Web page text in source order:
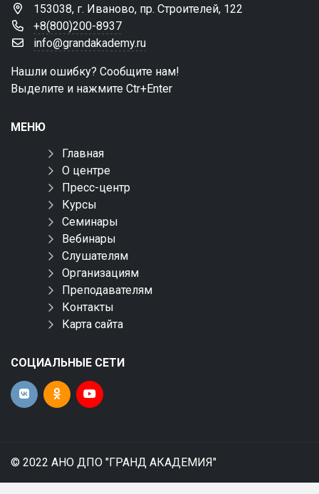
153038, г. Иваново, пр. Строителей, 122
+8(800)200-8937
info@grandakademy.ru
Нашли ошибку? Сообщите нам!
Выделите и нажмите Ctr+Enter
МЕНЮ
Главная
О центре
Пресс-центр
Курсы
Семинары
Вебинары
Слушателям
Организациям
Преподавателям
Контакты
Карта сайта
СОЦИАЛЬНЫЕ СЕТИ
© 2022 АНО ДПО "ГРАНД АКАДЕМИЯ"